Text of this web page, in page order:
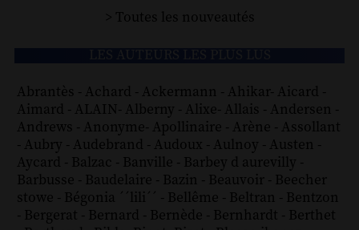
> Toutes les nouveautés
Abrantès - Achard - Ackermann - Ahikar- Aicard -
Aimard - ALAIN- Alberny - Alixe- Allais - Andersen -
Andrews - Anonyme- Apollinaire - Arène - Assollant
- Aubry - Audebrand - Audoux - Aulnoy - Austen -
Aycard - Balzac - Banville - Barbey d aurevilly -
Barbusse - Baudelaire - Bazin - Beauvoir - Beecher
stowe - Bégonia ´´lili´´ - Bellême - Beltran - Bentzon
- Bergerat - Bernard - Bernède - Bernhardt - Berthet